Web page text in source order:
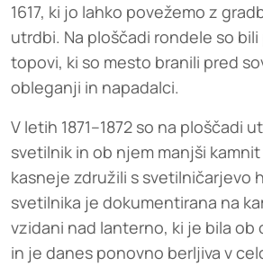
1617, ki jo lahko povežemo z
utrdbi. Na ploščadi rondele so
topovi, ki so mesto branili pred
obleganji in napadalci.
V letih 1871–1872 so na ploščadi
svetilnik in ob njem manjši
kasneje združili s svetilničarjevo
svetilnika je dokumentirana na
vzidani nad lanterno, ki je bila ob
in je danes ponovno berljiva v